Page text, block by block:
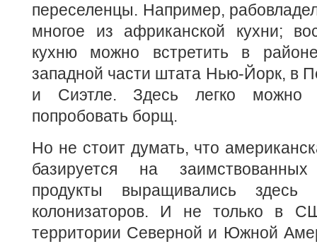
переселенцы. Например,
многое из африканской кухни;
кухню можно встретить в
западной части штата Нью-Йорк, в
и Сиэтле. Здесь легко можно
попробовать борщ.
Но не стоит думать, что
базируется на
продукты выращивались
колонизаторов. И не только в
территории Северной и Южной